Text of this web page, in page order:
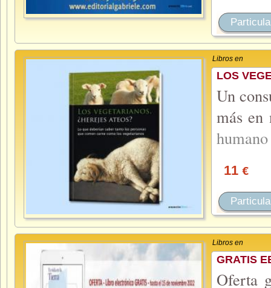
Libros en
LOS
Un
más en
11 €
Libros en
GRATIS
Oferta